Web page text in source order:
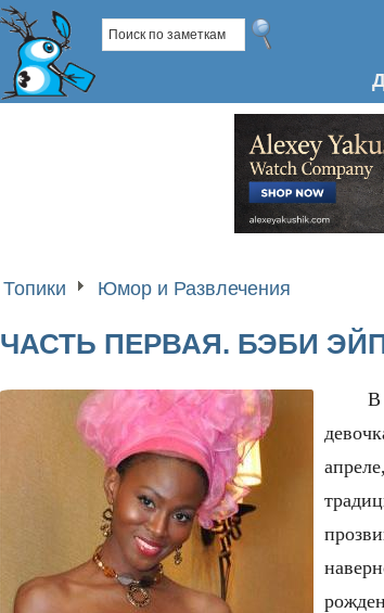
Топики Юмор и Развлечения
ЧАСТЬ ПЕРВАЯ. БЭБИ
В